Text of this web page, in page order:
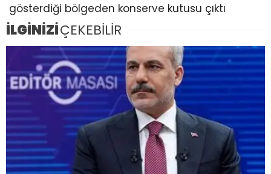
gösterdiği bölgeden konserve kutusu çıktı
İLGİNİZİÇEKEBİLİR